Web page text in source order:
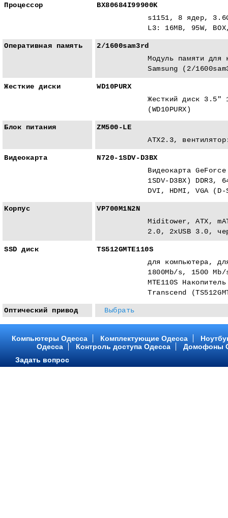
Процессор
BX80684I99900K
s1151, 8 ядер,
L3: 16MB, 95W,
Оперативная память
2/1600sam3rd
Модуль памяти для
Samsung (2/
Жесткие диски
WD10PURX
Жесткий диск 3.5"
(WD10PURX)
Блок питания
ZM500-LE
ATX2.3,
Видеокарта
N720-1SDV-D3BX
Видеокарта
1SDV-D3BX)
DVI, HDMI, VGA
Корпус
VP700M1N2N
Miditower, ATX,
2.0, 2xUSB 3.0,
SSD диск
TS512GMTE110S
для компьютера,
1800Mb/s, 1500
MTE110S
Transcend
Оптический привод Выбрать
Компьютеры Одесса Комплектующие Одесса
Одесса
Контроль доступа Одесса
Домофоны
Задать вопрос